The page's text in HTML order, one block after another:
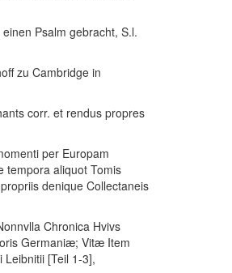
Psalm gebracht, S.l.
zu Cambridge in
corr. et rendus propres
per Europam
aliquot Tomis
denique Collectaneis
Chronica Hvivs
Germaniæ; Vitæ Item
[Teil 1-3],